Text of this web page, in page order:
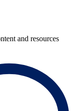
and resources